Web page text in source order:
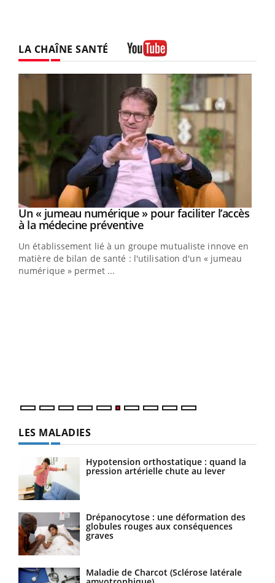
LA CHAÎNE SANTÉ
Youtube
Un « jumeau numérique » pour faciliter l’accès
à la médecine préventiveYoutube
Un établissement lié à un groupe mutualiste innove en
matière de bilan de santé : l'utilisation d'un « jumeau
numérique » permet ...
LES MALADIES
Hypotension orthostatique : quand la
pression artérielle chute au lever
Drépanocytose : une déformation des
globules rouges aux conséquences
graves
Maladie de Charcot (Sclérose latérale